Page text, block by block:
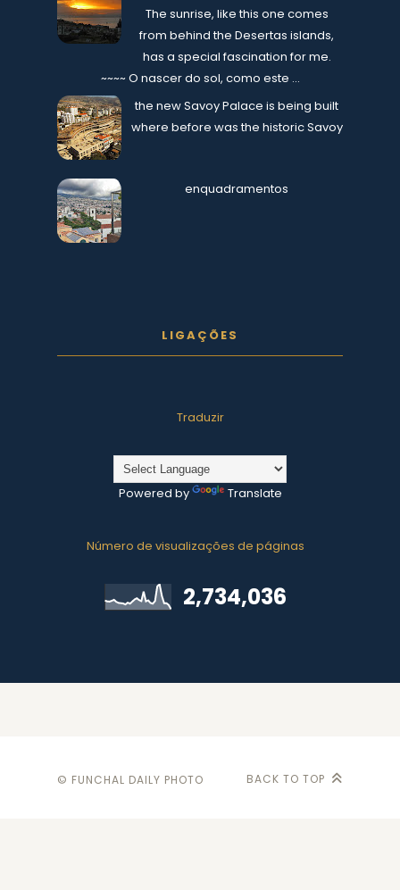
The sunrise, like this one comes
from behind the Desertas islands,
has a special fascination for me.
~~~~ O nascer do sol, como este ...
the new Savoy Palace is being built
where before was the historic Savoy
enquadramentos
LIGAÇÕES
Traduzir
Powered by Translate
Número de visualizações de páginas
2,734,036
© FUNCHAL DAILY PHOTO BACK TO TOP